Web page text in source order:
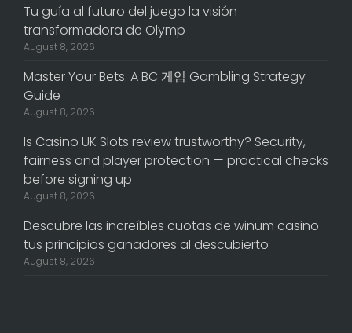
Tu guía al futuro del juego la visión
transformadora de Olymp
August 8, 2026
Master Your Bets: A BC 게임 Gambling Strategy
Guide
August 8, 2026
Is Casino UK Slots review trustworthy? Security,
fairness and player protection — practical checks
before signing up
August 8, 2026
Descubre las increíbles cuotas de winum casino
tus principios ganadores al descubierto
August 8, 2026